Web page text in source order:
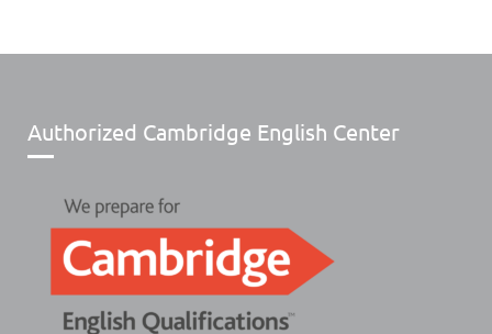
Authorized Cambridge English Center